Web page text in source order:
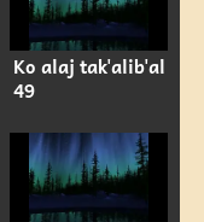
Ko alaj tak'alib'al
49